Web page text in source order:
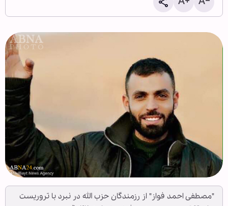
"مصطفی احمد فواز" از رزمندگان حزب الله در نبرد با تروریست